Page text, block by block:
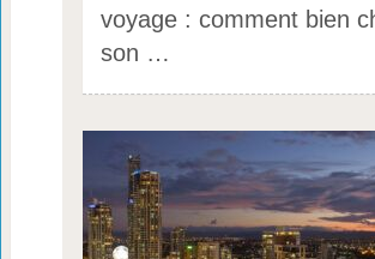
voyage : comment bien
son …